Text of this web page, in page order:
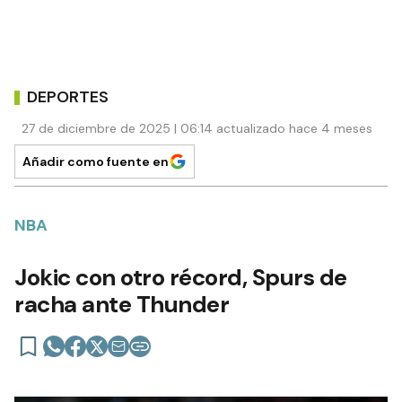
DEPORTES
27 de diciembre de 2025 | 06:14 actualizado hace 4 meses
Añadir como fuente en
NBA
Jokic con otro récord, Spurs de
racha ante Thunder